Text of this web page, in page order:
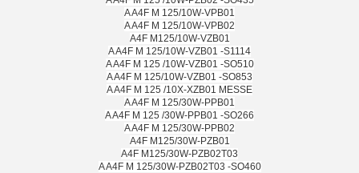
A A4F M 125/10W-VPB01
A A4F M 125/10W-VPB02
A4F M125/10W-VZB01
A A4F M 125/10W-VZB01 -S1114
A A4F M 125 /10W-VZB01 -SO510
A A4F M 125/10W-VZB01 -SO853
A A4F M 125 /10X-XZB01 MESSE
A A4F M 125/30W-PPB01
A A4F M 125 /30W-PPB01 -SO266
A A4F M 125/30W-PPB02
A4F M125/30W-PZB01
A4F M125/30W-PZB02T03
A A4F M 125/30W-PZB02T03 -SO460